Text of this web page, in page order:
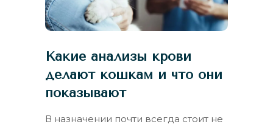
Какие анализы крови
делают кошкам и что они
показывают
В назначении почти всегда стоит не